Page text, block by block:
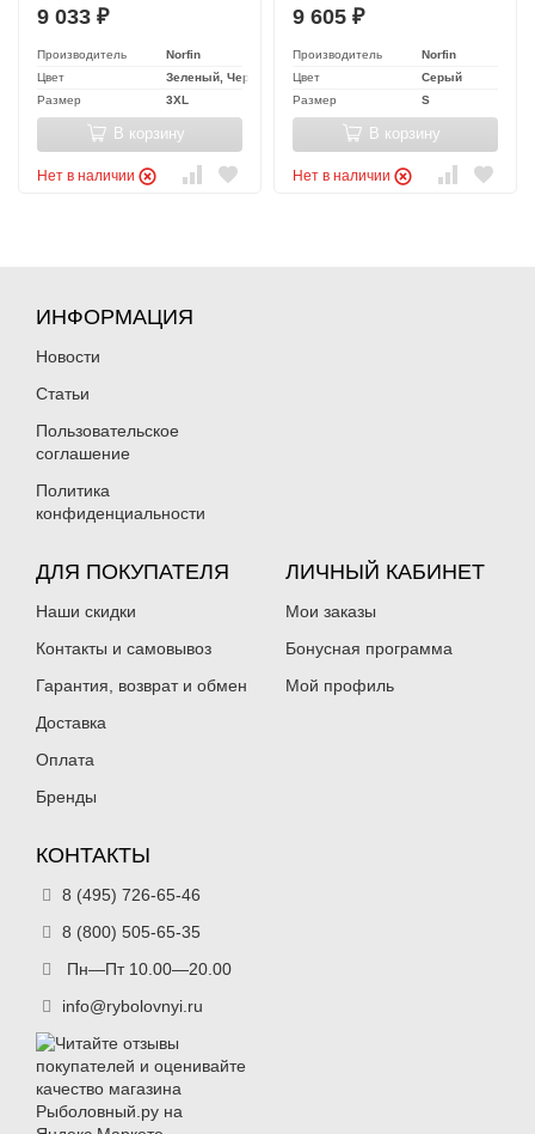
9 033 ₽
Производитель
Norfin
Цвет
Зеленый, Черный
Размер
3XL
В корзину
Нет в наличии
9 605 ₽
Производитель
Norfin
Цвет
Серый
Размер
S
В корзину
Нет в наличии
ИНФОРМАЦИЯ
Новости
Статьи
Пользовательское
соглашение
Политика
конфиденциальности
ДЛЯ ПОКУПАТЕЛЯ
Наши скидки
Контакты и самовывоз
Гарантия, возврат и обмен
Доставка
Оплата
Бренды
ЛИЧНЫЙ КАБИНЕТ
Мои заказы
Бонусная программа
Мой профиль
КОНТАКТЫ
8 (495) 726-65-46
8 (800) 505-65-35
Пн—Пт 10.00—20.00
info@rybolovnyi.ru